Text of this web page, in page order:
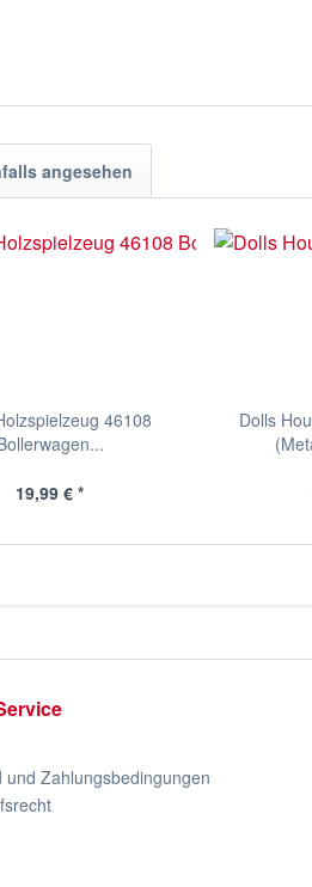
angesehen
46108
19,99 € *
Dolls
und Zahlungsbedingungen